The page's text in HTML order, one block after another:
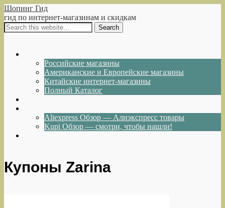
Шопинг Гид
гид по интернет-магазинам и скидкам
Российские магазины
Американские и Европейские магазины
Китайские интернет-магазины
Полный Каталог
Aliexpress Обзор — Алиэкспресс товары
Kupi Обзор — смотри, чтобы нашли!
Купоны Zarina